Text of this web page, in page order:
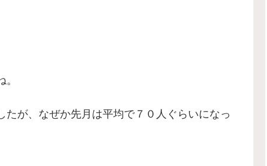
が、なぜか先月は平均で７０人ぐらいになっ